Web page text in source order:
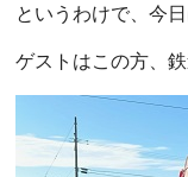
というわけで、今
ゲストはこの方、